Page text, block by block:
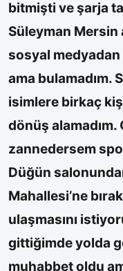
bitmişti ve şarja
Süleyman Mersin
sosyal medyadan
ama bulamadım.
isimlere birkaç
dönüş
zannedersem
Düğün
Mahallesi’ne
ulaşmasını
gittiğimde yolda
muhabbet oldu